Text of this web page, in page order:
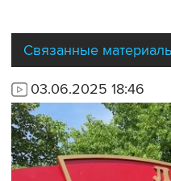
Связанные
03.06.2025 18:46